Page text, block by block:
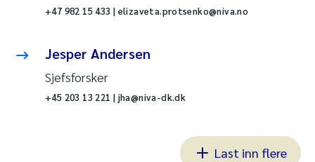
+47 982 15 433 | elizaveta.protsenko@niva.no
Jesper Andersen
Sjefsforsker
+45 203 13 221 | jha@niva-dk.dk
Last inn flere